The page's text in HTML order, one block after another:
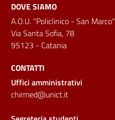
DOVE SIAMO
A.O.U. "Policlinico - San Marco"
Via Santa Sofia, 78
95123 - Catania
CONTATTI
Uffici amministrativi
chirmed@unict.it